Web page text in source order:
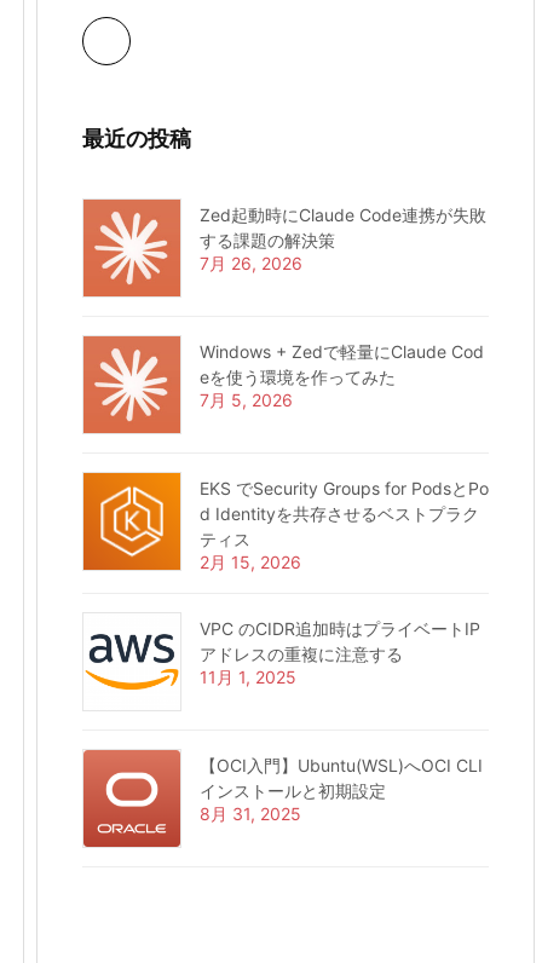
最近の投稿
Zed起動時にClaude Code連携が失敗
する課題の解決策
7月 26, 2026
Windows + Zedで軽量にClaude Cod
eを使う環境を作ってみた
7月 5, 2026
EKS でSecurity Groups for PodsとPo
d Identityを共存させるベストプラク
ティス
2月 15, 2026
VPC のCIDR追加時はプライベートIP
アドレスの重複に注意する
11月 1, 2025
【OCI入門】Ubuntu(WSL)へOCI CLI
インストールと初期設定
8月 31, 2025